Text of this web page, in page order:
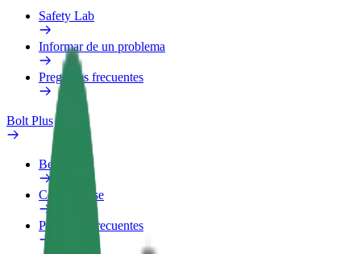
Safety Lab
Informar de un problema
Preguntas frecuentes
Bolt Plus
Beneficios
Cómo unirse
Preguntas frecuentes